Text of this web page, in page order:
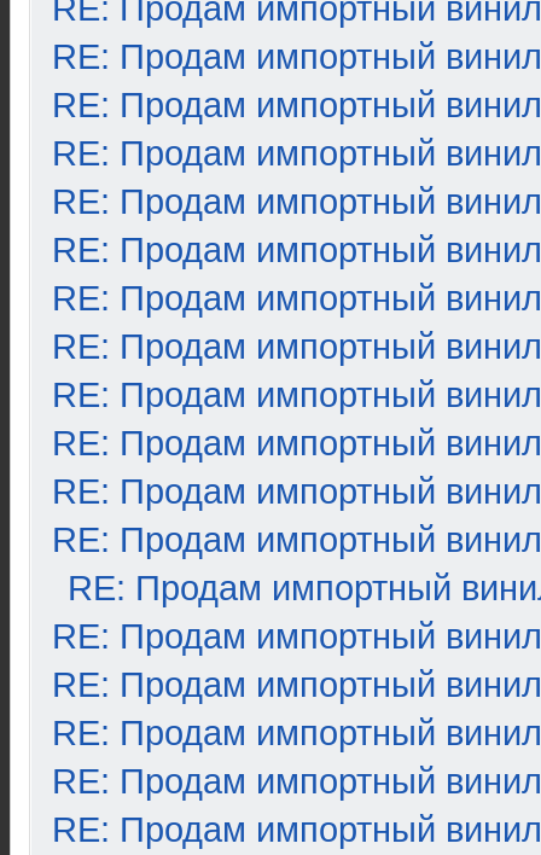
RE: Продам импортный винил
RE: Продам импортный винил
RE: Продам импортный винил
RE: Продам импортный винил
RE: Продам импортный винил
RE: Продам импортный винил
RE: Продам импортный винил
RE: Продам импортный винил
RE: Продам импортный винил
RE: Продам импортный винил
RE: Продам импортный винил
RE: Продам импортный винил
RE: Продам импортный
RE: Продам импортный винил
RE: Продам импортный винил
RE: Продам импортный винил
RE: Продам импортный винил
RE: Продам импортный винил